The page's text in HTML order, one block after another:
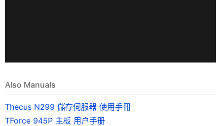
Also Manuals
Thecus N299 儲存伺服器 使用手冊
TForce 945P 主板 用户手册